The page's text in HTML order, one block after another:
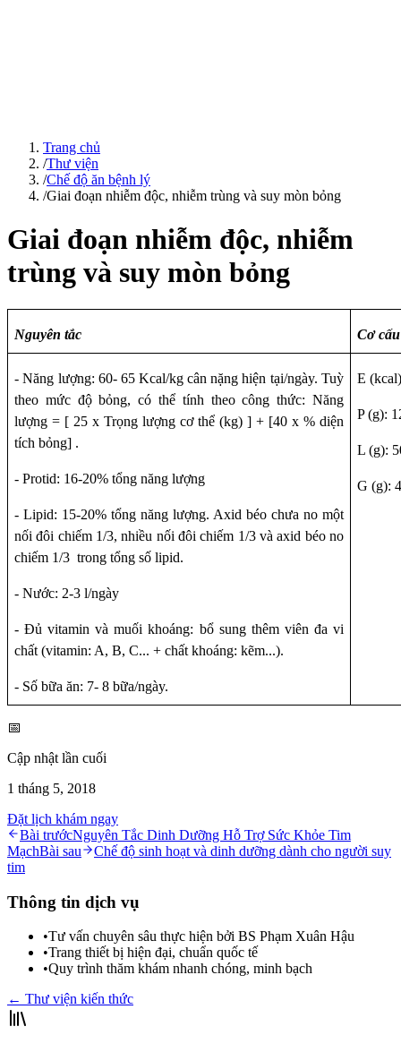
Trang chủ
/Thư viện
/Chế độ ăn bệnh lý
/Giai đoạn nhiễm độc, nhiễm trùng và suy mòn bỏng
Giai đoạn nhiễm độc, nhiễm
trùng và suy mòn bỏng
Nguyên tắc Cơ
- Năng lượng: 60- 65 Kcal/kg cân nặng hiện tại/ngày. Tuỳ
theo mức độ bỏng, có thể tính theo công thức: Năng
lượng = [ 25 x Trọng lượng cơ thể (kg) ]+ [40 x % diện
tích bỏng] .
- Protid: 16-20% tổng năng lượng
- Lipid: 15-20% tổng năng lượng. Axid béo chưa no một
nối đôi chiếm 1/3, nhiều nối đôi chiếm 1/3 và axid béo no
chiếm 1/3 trong tổng số lipid.
- Nước: 2-3 l/ngày
- Đủ vitamin và muối khoáng: bổ sung thêm viên đa vi
chất (vitamin: A, B, C... + chất khoáng: kẽm...).
- Số bữa ăn: 7- 8 bữa/ngày.
E
P (g):
L (g):
G (g):
📅
Cập nhật lần cuối
1 tháng 5, 2018
Đặt lịch khám ngay
Bài trướcNguyên Tắc Dinh Dưỡng Hỗ Trợ Sức Khỏe Tim
MạchBài sau
Chế độ sinh hoạt và dinh dưỡng dành cho người suy
tim
Thông tin dịch vụ
•Tư vấn chuyên sâu thực hiện bởi BS Phạm Xuân Hậu
•Trang thiết bị hiện đại, chuẩn quốc tế
•Quy trình thăm khám nhanh chóng, minh bạch
← Thư viện kiến thức